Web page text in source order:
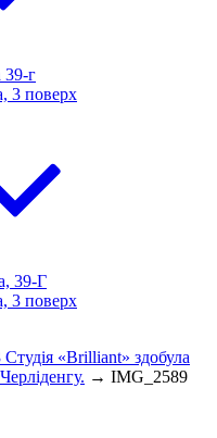
39-г
3 поверх
39-Г
3 поверх
«Brilliant» здобула
→ IMG_2589